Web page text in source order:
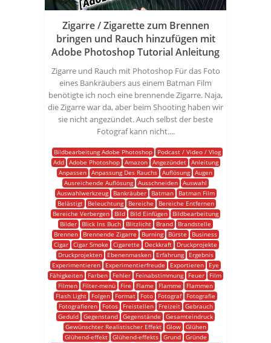
Zigarre / Zigarette zum Brennen
bringen und Rauch hinzufügen mit
Adobe Photoshop Tutorial Anleitung
Zigarre und Rauch mit Photoshop Für das Foto
eines Bankräubers aus einem Batman Film
benötigte ich noch eine brennende Zigarre. Naja,
die Zigarre war da, aber beim Shooting haben wir
sie nicht angezündet. Auch selbst der beste
Fotograf kann nicht....
Bildbearbeitung Adobe Photoshop
Podcast / Video / Vlog
Add
Adobe Photoshop Amazon Angezündet
Anleitung
Anpassen Anpassung Des Rauchs Auflösung Augen
Ausreichende Auflösung Ausschneiden Auswahl
Auswahlwerkzeug
Bankräuber Batman
Batman Film
Belästigt
Beleuchtung Bereiche
Bereiche Entfernen
Bereiche Verbergen
Bild Bild Einfügen
Bildbearbeitung
Bilder
Blick Ins Buch Blitzlicht Brand
Brandstelle
Brennen
Brennende Zigarre Burning Bürste
Business
Cigar Cigar Smoke Cigarette Deckkraft
Druckprojekte
Druckprojekten
Ebenenmasken Erfahrung
Ergebnis
Experimentieren
Experimentierfreude Exportieren
Eye
Fähigkeiten
Farben Fehler Feinabstimmung Feuer
Film
Filmen
Filter-menü Fire Flame Flamme
Flammen
Flash Light
Folgen Format Foto Fotograf
Fotografie
Fotografieren
Fotos Freistellen Freizeit
Gebrauch
Geduld Gegenstand Gegenstände
Gesamteindruck
Gewünschter Realistischer Effekt
Glow
Glühen
Glühend-effekt
Glühend-effekts Grund
Gründe